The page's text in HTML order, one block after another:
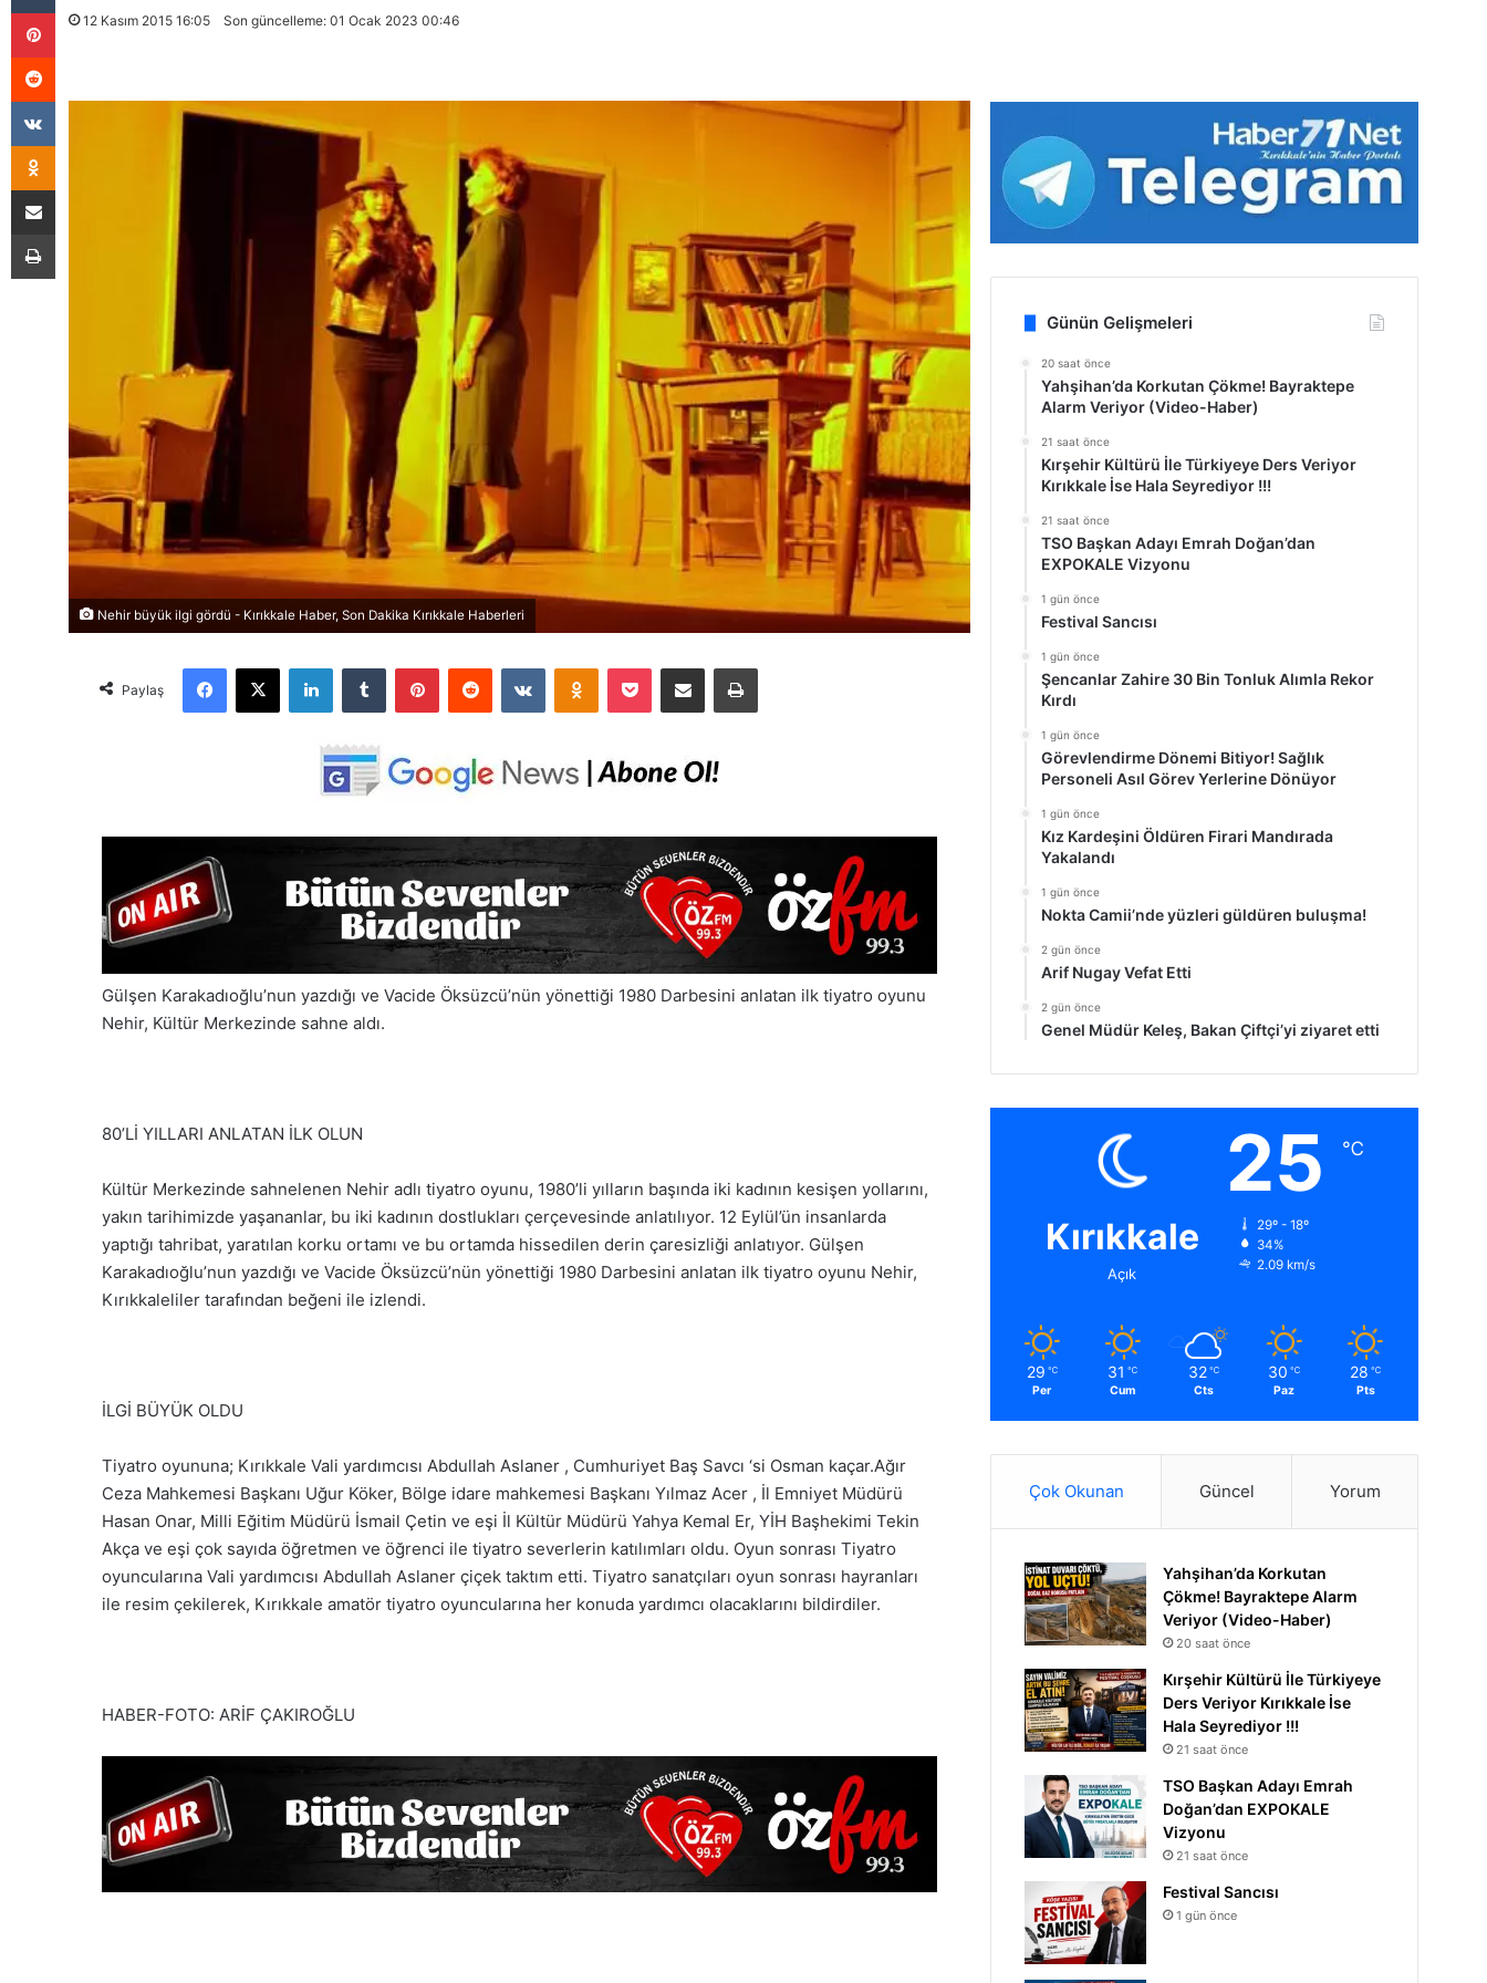
12 Kasım 2015 16:05 Son güncelleme: 01 Ocak 2023 00:46
Nehir büyük ilgi gördü - Kırıkkale Haber, Son Dakika Kırıkkale Haberleri
Paylaş
Gülşen Karakadıoğlu’nun yazdığı ve Vacide Öksüzcü’nün yönettiği 1980 Darbesini anlatan ilk tiyatro oyunu
Nehir, Kültür Merkezinde sahne aldı.
80’Lİ YILLARI ANLATAN İLK OLUN
Kültür Merkezinde sahnelenen Nehir adlı tiyatro oyunu, 1980’li yılların başında iki kadının kesişen yollarını,
yakın tarihimizde yaşananlar, bu iki kadının dostlukları çerçevesinde anlatılıyor. 12 Eylül’ün insanlarda
yaptığı tahribat, yaratılan korku ortamı ve bu ortamda hissedilen derin çaresizliği anlatıyor. Gülşen
Karakadıoğlu’nun yazdığı ve Vacide Öksüzcü’nün yönettiği 1980 Darbesini anlatan ilk tiyatro oyunu Nehir,
Kırıkkaleliler tarafından beğeni ile izlendi.
İLGİ BÜYÜK OLDU
Tiyatro oyununa; Kırıkkale Vali yardımcısı Abdullah Aslaner , Cumhuriyet Baş Savcı ‘si Osman kaçar.Ağır
Ceza Mahkemesi Başkanı Uğur Köker, Bölge idare mahkemesi Başkanı Yılmaz Acer , İl Emniyet Müdürü
Hasan Onar, Milli Eğitim Müdürü İsmail Çetin ve eşi İl Kültür Müdürü Yahya Kemal Er, YİH Başhekimi Tekin
Akça ve eşi çok sayıda öğretmen ve öğrenci ile tiyatro severlerin katılımları oldu. Oyun sonrası Tiyatro
oyuncularına Vali yardımcısı Abdullah Aslaner çiçek taktım etti. Tiyatro sanatçıları oyun sonrası hayranları
ile resim çekilerek, Kırıkkale amatör tiyatro oyuncularına her konuda yardımcı olacaklarını bildirdiler.
HABER-FOTO: ARİF ÇAKIROĞLU
Günün Gelişmeleri
20 saat önce
Yahşihan’da Korkutan Çökme! Bayraktepe
Alarm Veriyor (Video-Haber)
21 saat önce
Kırşehir Kültürü İle Türkiyeye Ders Veriyor
Kırıkkale İse Hala Seyrediyor !!!
21 saat önce
TSO Başkan Adayı Emrah Doğan’dan
EXPOKALE Vizyonu
1 gün önce
Festival Sancısı
1 gün önce
Şencanlar Zahire 30 Bin Tonluk Alımla Rekor
Kırdı
1 gün önce
Görevlendirme Dönemi Bitiyor! Sağlık
Personeli Asıl Görev Yerlerine Dönüyor
1 gün önce
Kız Kardeşini Öldüren Firari Mandırada
Yakalandı
1 gün önce
Nokta Camii’nde yüzleri güldüren buluşma!
2 gün önce
Arif Nugay Vefat Etti
2 gün önce
Genel Müdür Keleş, Bakan Çiftçi’yi ziyaret etti
Kırıkkale
Açık
25 ℃
29º - 18º
34%
2.09 km/s
29 ℃
Per
31 ℃
Cum
32 ℃
Cts
30 ℃
Paz
28 ℃
Pts
Çok Okunan Güncel Yorum
Yahşihan’da Korkutan
Çökme! Bayraktepe Alarm
Veriyor (Video-Haber)
20 saat önce
Kırşehir Kültürü İle Türkiyeye
Ders Veriyor Kırıkkale İse
Hala Seyrediyor !!!
21 saat önce
TSO Başkan Adayı Emrah
Doğan’dan EXPOKALE
Vizyonu
21 saat önce
Festival Sancısı
1 gün önce
Pinterest
VKontakte